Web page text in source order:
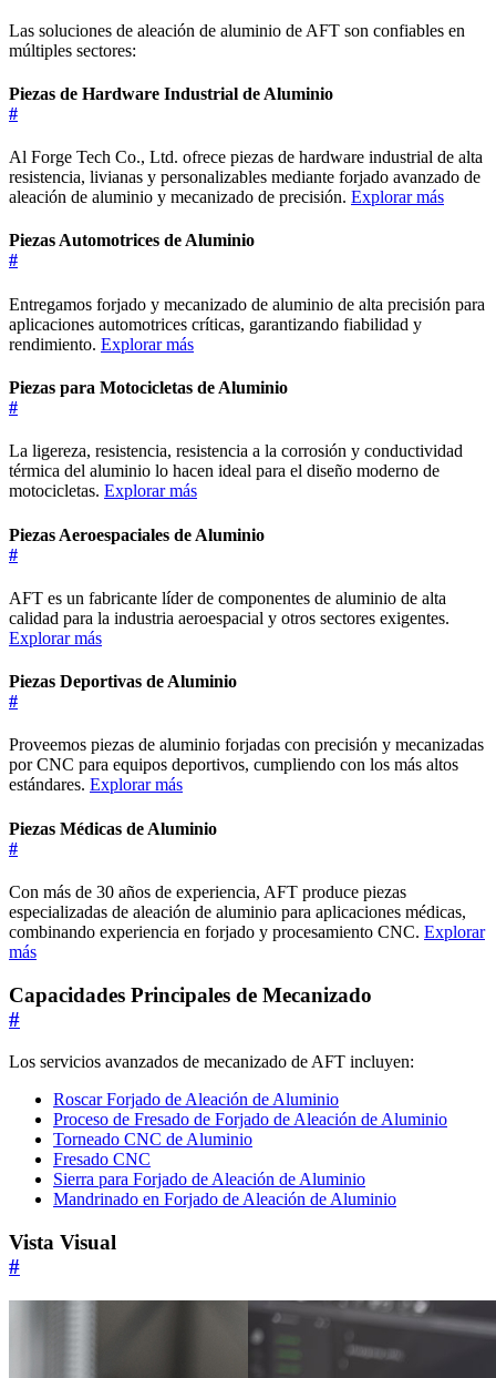
Las soluciones de aleación de aluminio de AFT son confiables en
múltiples sectores:
Piezas de Hardware Industrial de Aluminio
#
Al Forge Tech Co., Ltd. ofrece piezas de hardware industrial de alta
resistencia, livianas y personalizables mediante forjado avanzado de
aleación de aluminio y mecanizado de precisión. Explorar más
Piezas Automotrices de Aluminio
#
Entregamos forjado y mecanizado de aluminio de alta precisión para
aplicaciones automotrices críticas, garantizando fiabilidad y
rendimiento. Explorar más
Piezas para Motocicletas de Aluminio
#
La ligereza, resistencia, resistencia a la corrosión y conductividad
térmica del aluminio lo hacen ideal para el diseño moderno de
motocicletas. Explorar más
Piezas Aeroespaciales de Aluminio
#
AFT es un fabricante líder de componentes de aluminio de alta
calidad para la industria aeroespacial y otros sectores exigentes.
Explorar más
Piezas Deportivas de Aluminio
#
Proveemos piezas de aluminio forjadas con precisión y mecanizadas
por CNC para equipos deportivos, cumpliendo con los más altos
estándares. Explorar más
Piezas Médicas de Aluminio
#
Con más de 30 años de experiencia, AFT produce piezas
especializadas de aleación de aluminio para aplicaciones médicas,
combinando experiencia en forjado y procesamiento CNC. Explorar
más
Capacidades Principales de Mecanizado
#
Los servicios avanzados de mecanizado de AFT incluyen:
Roscar Forjado de Aleación de Aluminio
Proceso de Fresado de Forjado de Aleación de Aluminio
Torneado CNC de Aluminio
Fresado CNC
Sierra para Forjado de Aleación de Aluminio
Mandrinado en Forjado de Aleación de Aluminio
Vista Visual
#